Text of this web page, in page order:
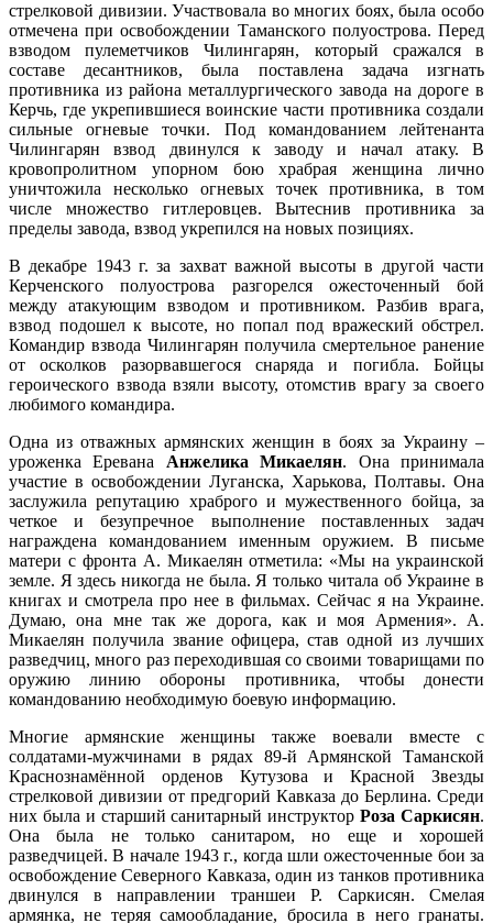
стрелковой дивизии. Участвовала во многих боях, была особо
отмечена при освобождении Таманского полуострова. Перед
взводом пулеметчиков Чилингарян, который сражался в
составе десантников, была поставлена задача изгнать
противника из района металлургического завода на дороге в
Керчь, где укрепившиеся воинские части противника создали
сильные огневые точки. Под командованием лейтенанта
Чилингарян взвод двинулся к заводу и начал атаку. В
кровопролитном упорном бою храбрая женщина лично
уничтожила несколько огневых точек противника, в том
числе множество гитлеровцев. Вытеснив противника за
пределы завода, взвод укрепился на новых позициях.
В декабре 1943 г. за захват важной высоты в другой части
Керченского полуострова разгорелся ожесточенный бой
между атакующим взводом и противником. Разбив врага,
взвод подошел к высоте, но попал под вражеский обстрел.
Командир взвода Чилингарян получила смертельное ранение
от осколков разорвавшегося снаряда и погибла. Бойцы
героического взвода взяли высоту, отомстив врагу за своего
любимого командира.
Одна из отважных армянских женщин в боях за Украину –
уроженка Еревана Анжелика Микаелян. Она принимала
участие в освобождении Луганска, Харькова, Полтавы. Она
заслужила репутацию храброго и мужественного бойца, за
четкое и безупречное выполнение поставленных задач
награждена командованием именным оружием. В письме
матери с фронта А. Микаелян отметила: «Мы на украинской
земле. Я здесь никогда не была. Я только читала об Украине в
книгах и смотрела про нее в фильмах. Сейчас я на Украине.
Думаю, она мне так же дорога, как и моя Армения». А.
Микаелян получила звание офицера, став одной из лучших
разведчиц, много раз переходившая со своими товарищами по
оружию линию обороны противника, чтобы донести
командованию необходимую боевую информацию.
Многие армянские женщины также воевали вместе с
солдатами-мужчинами в рядах 89-й Армянской Таманской
Краснознамённой орденов Кутузова и Красной Звезды
стрелковой дивизии от предгорий Кавказа до Берлина. Среди
них была и старший санитарный инструкторРоза Саркисян.
Она была не только санитаром, но еще и хорошей
разведчицей. В начале 1943 г., когда шли ожесточенные бои за
освобождение Северного Кавказа, один из танков противника
двинулся в направлении траншеи Р. Саркисян. Смелая
армянка, не теряя самообладание, бросила в него гранаты.